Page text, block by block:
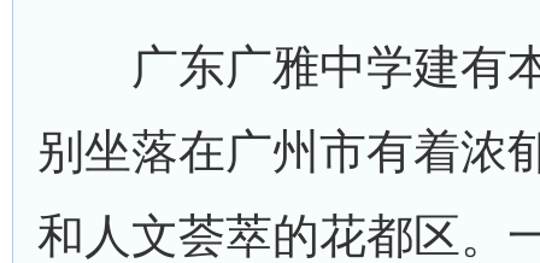
广东广雅中学建有本
别坐落在广州市有着浓
和人文荟萃的花都区。